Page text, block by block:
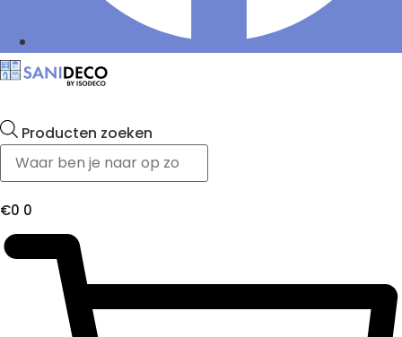
Producten zoeken
€0 0